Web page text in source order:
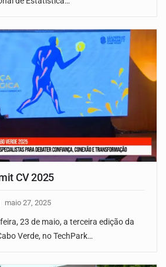
CV 2025
maio 27, 2025
23 de maio, a terceira edição da
Verde, no TechPark…